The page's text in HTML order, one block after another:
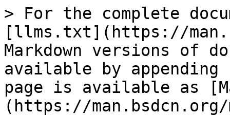
> For the complete
[llms.txt](https://
Markdown versions of
available by
page is available as
(https://man.bsdcn.org/